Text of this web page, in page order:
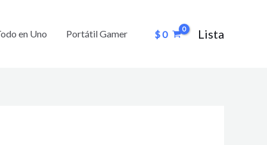
en Uno Portátil Gamer $0 Lista